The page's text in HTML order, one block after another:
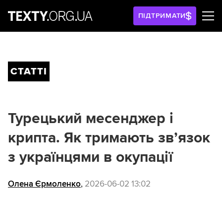
ПІДТРИМАТИ
СТАТТІ
Турецький месенджер і
крипта. Як тримають зв’язок
з українцями в окупації
Олена Єрмоленко, 2026-06-02 13:02